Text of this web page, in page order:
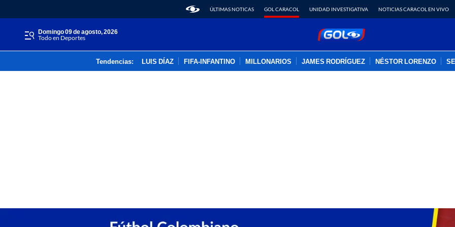
ÚLTIMAS NOTICAS GOL CARACOL UNIDAD INVESTIGATIVA NOTICIAS CARACOL EN VIVO
domingo 09 de agosto, 2026
Todo en Deportes
Tendencias: LUIS DÍAZ FIFA-INFANTINO MILLONARIOS JAMES RODRÍGUEZ NÉSTOR LORENZO